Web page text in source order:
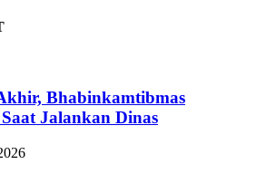
Bhabinkamtibmas
Jalankan Dinas